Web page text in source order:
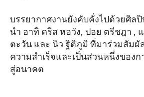
บรรยากาศงานยังคับคั่งไปด้วยศิล
นำ อาทิ คริส หอวัง, ปอย ตรีชฎา ,
ตะวัน และ นิว ฐิติภูมิ ที่มาร่วมสัมผั
ความสำเร็จและเป็นส่วนหนึ่งของ
สู่อนาคต